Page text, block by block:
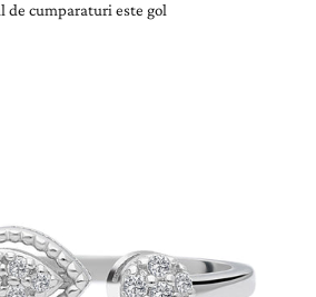
de cumparaturi este gol